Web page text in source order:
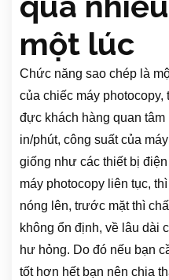
một lúc
Chức năng sao chép là
của chiếc máy
đực khách hàng quan
in/phút, công suất của
giống như các thiết bị
máy photocopy liên tục,
nóng lên, trước mặt thì
không ổn định, về lâu dài
hư hỏng. Do đó nếu bạn
tốt hơn hết bạn nên chia